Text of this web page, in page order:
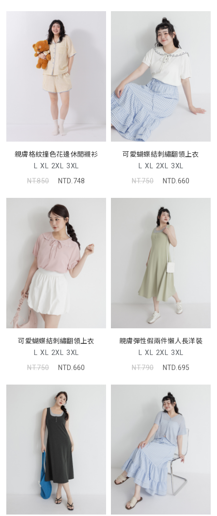
親膚格紋撞色花邊休閒襯衫
L XL 2XL 3XL
NT.850
NTD.748
可愛蝴蝶結刺繡翻領上衣
L XL 2XL 3XL
NT.750
NTD.660
可愛蝴蝶結刺繡翻領上衣
L XL 2XL 3XL
NT.750
NTD.660
親膚彈性假兩件懶人長洋裝
L XL 2XL 3XL
NT.790
NTD.695